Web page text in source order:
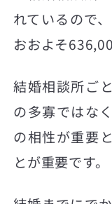
れているので
おおよそ
結婚相談所ご
の多寡ではな
の相性が重要
とが重要です。